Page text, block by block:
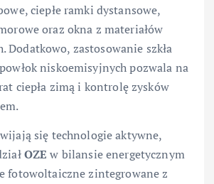
ciepłe ramki dystansowe,
oraz okna z materiałów
Dodatkowo, zastosowanie szkła
niskoemisyjnych pozwala na
ciepła zimą i kontrolę zysków
się technologie aktywne,
OZE w bilansie energetycznym
fotowoltaiczne zintegrowane z